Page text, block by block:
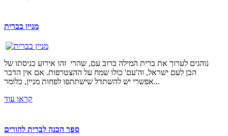
מניין בברית
נוהגים לערוך את ברית המילה ברוב עם, שהרי זהו אירוע כניסתו של
הבן לעם ישראל, וה'עם' כולו שמח על ההצטרפות. אם אין הדבר
אפשרי יש להשתדל שישתתפו לפחות מניין, כלומר...
קראו עוד
ספר הכנה לברית להורים